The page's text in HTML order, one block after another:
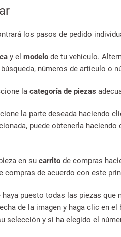
los pasos de pedido
y el modelo de tu vehículo.
números de artículo o
la categoría de piezas
la parte deseada haciendo
puede obtenerla
en su carrito de compras
compras de acuerdo con este
haya puesto todas las piezas
de la imagen y haga clic en el
selección y si ha elegido el